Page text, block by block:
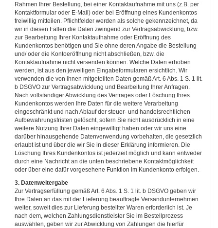
Rahmen Ihrer Bestellung, bei einer Kontaktaufnahme mit uns (z.B. per
Kontaktformular oder E-Mail) oder bei Eröffnung eines Kundenkontos
freiwillig mitteilen. Pflichtfelder werden als solche gekennzeichnet, da
wir in diesen Fällen die Daten zwingend zur Vertragsabwicklung, bzw.
zur Bearbeitung Ihrer Kontaktaufnahme oder Eröffnung des
Kundenkontos benötigen und Sie ohne deren Angabe die Bestellung
und/ oder die Kontoeröffnung nicht abschließen, bzw. die
Kontaktaufnahme nicht versenden können. Welche Daten erhoben
werden, ist aus den jeweiligen Eingabeformularen ersichtlich. Wir
verwenden die von ihnen mitgeteilten Daten gemäß Art. 6 Abs. 1 S. 1 lit.
b DSGVO zur Vertragsabwicklung und Bearbeitung Ihrer Anfragen.
Nach vollständiger Abwicklung des Vertrages oder Löschung Ihres
Kundenkontos werden Ihre Daten für die weitere Verarbeitung
eingeschränkt und nach Ablauf der steuer- und handelsrechtlichen
Aufbewahrungsfristen gelöscht, sofern Sie nicht ausdrücklich in eine
weitere Nutzung Ihrer Daten eingewilligt haben oder wir uns eine
darüber hinausgehende Datenverwendung vorbehalten, die gesetzlich
erlaubt ist und über die wir Sie in dieser Erklärung informieren. Die
Löschung Ihres Kundenkontos ist jederzeit möglich und kann entweder
durch eine Nachricht an die unten beschriebene Kontaktmöglichkeit
oder über eine dafür vorgesehene Funktion im Kundenkonto erfolgen.
3. Datenweitergabe
Zur Vertragserfüllung gemäß Art. 6 Abs. 1 S. 1 lit. b DSGVO geben wir
Ihre Daten an das mit der Lieferung beauftragte Versandunternehmen
weiter, soweit dies zur Lieferung bestellter Waren erforderlich ist. Je
nach dem, welchen Zahlungsdienstleister Sie im Bestellprozess
auswählen, geben wir zur Abwicklung von Zahlungen die hierfür